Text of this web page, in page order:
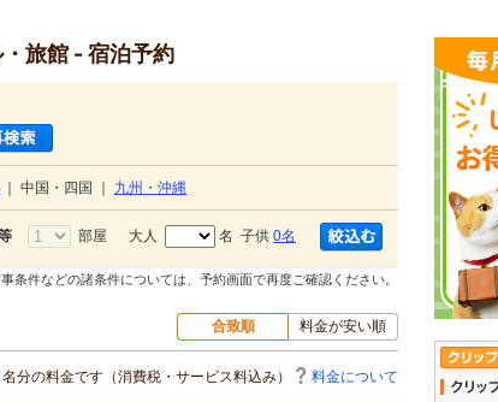
旅館 - 宿泊予約
中国・四国 九州・沖縄
部屋 大人 名 子供 0名
条件などの諸条件については、予約画面で再度ご確認ください。
合致順 料金が安い順
分の料金です（消費税・サービス料込み） 料金について